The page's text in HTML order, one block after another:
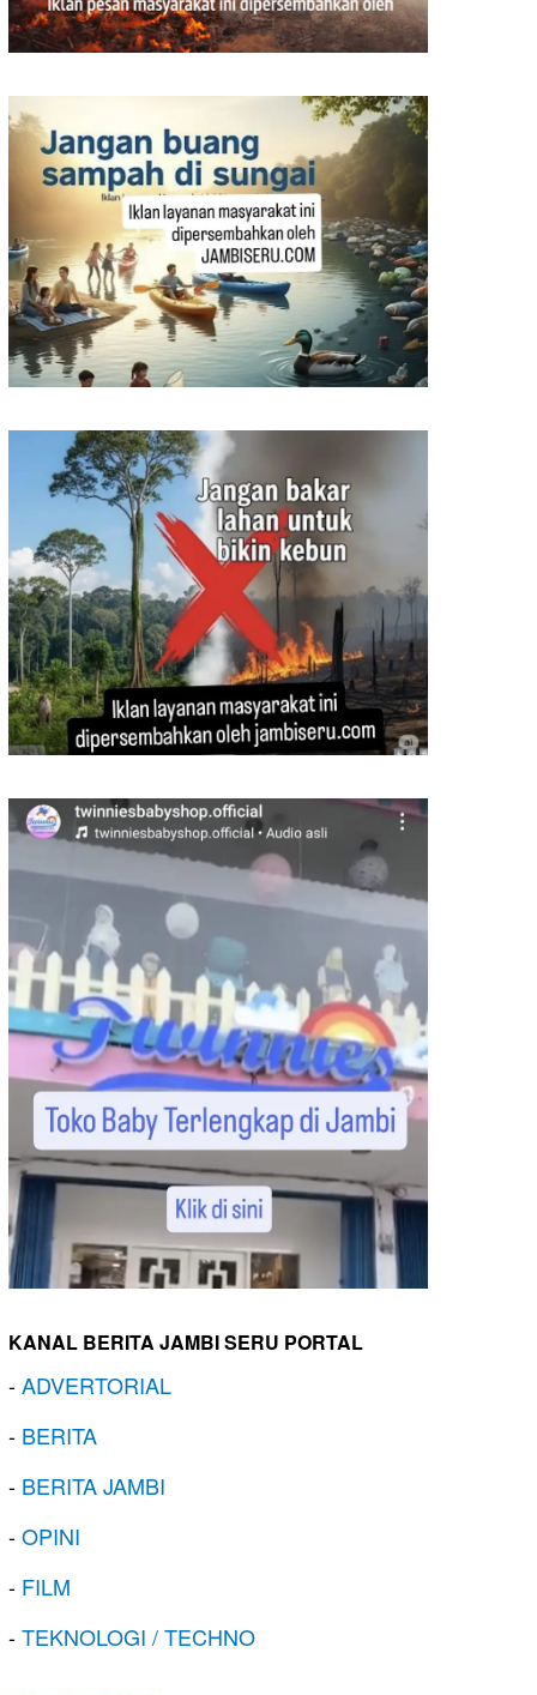
KANAL BERITA JAMBI SERU PORTAL
-ADVERTORIAL
- BERITA
- BERITA JAMBI
-OPINI
- FILM
-TEKNOLOGI / TECHNO